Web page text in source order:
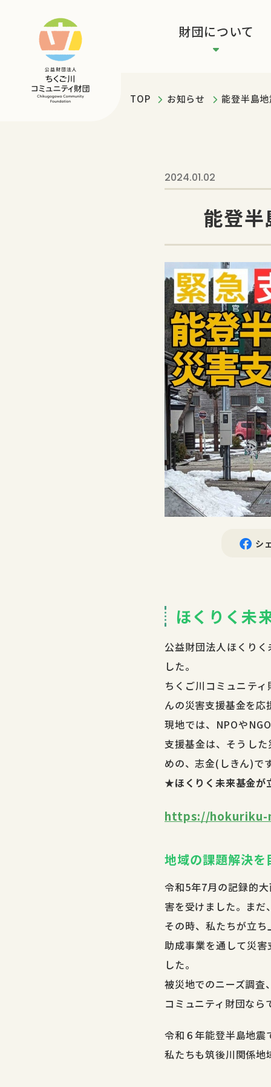
財団について
TOP お知らせ 能登半島
2024.01.02
能登
シ
ほくりく未
公益財団法人ほくり
した。
ちくご川コミュニテ
んの災害支援基金を応
現地では、NPOや
支援基金は、そうし
めの、志金(しきん)で
★ほくりく未来基金が
https://hokuriku-
地域の課題解決
令和5年7月の記録的
害を受けました。まだ
その時、私たちが立
助成事業を通して災
した。
被災地でのニーズ調査
コミュニティ財団なら
令和６年能登半島地震
私たちも筑後川関係地